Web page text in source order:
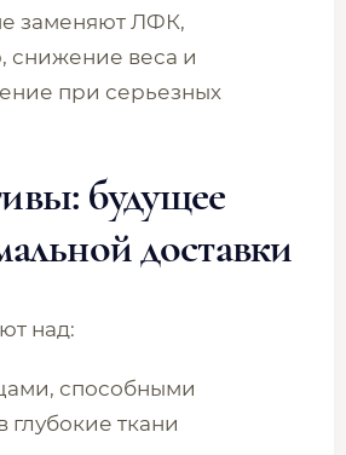
заменяют ЛФК,
снижение веса и
при серьезных
будущее
доставки
над:
способными
глубокие ткани